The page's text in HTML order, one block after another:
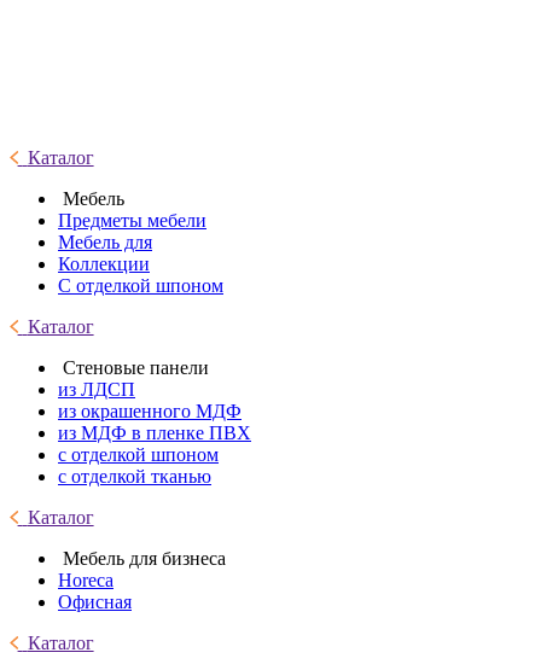
Каталог
Мебель
Предметы мебели
Мебель для
Коллекции
С отделкой шпоном
Каталог
Стеновые панели
из ЛДСП
из окрашенного МДФ
из МДФ в пленке ПВХ
с отделкой шпоном
с отделкой тканью
Каталог
Мебель для бизнеса
Horeca
Офисная
Каталог